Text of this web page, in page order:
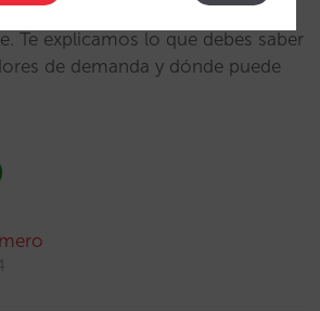
los demás canales para atraer la
Te explicamos lo que debes saber
de demanda y dónde puede